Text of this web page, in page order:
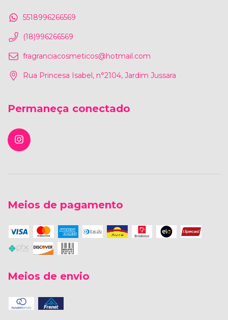
5518996266569
(18)996266569
fragranciacosmeticos@hotmail.com
Rua Princesa Isabel, n°2104, Jardim Jussara
Permaneça conectado
Meios de pagamento
Meios de envio